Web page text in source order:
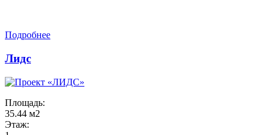
Подробнее
Лидс
Площадь:
35.44 м2
Этаж: